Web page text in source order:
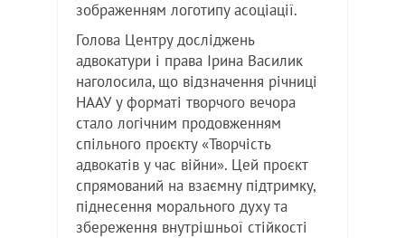
зображенням логотипу асоціації.
Голова Центру досліджень
адвокатури і права Ірина Василик
наголосила, що відзначення річниці
НААУ у форматі творчого вечора
стало логічним продовженням
спільного проєкту «Творчість
адвокатів у час війни». Цей проєкт
спрямований на взаємну підтримку,
піднесення морального духу та
збереження внутрішньої стійкості